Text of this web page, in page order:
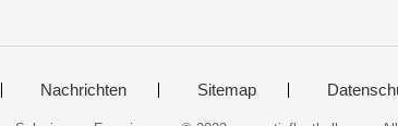
Nachrichten Sitemap